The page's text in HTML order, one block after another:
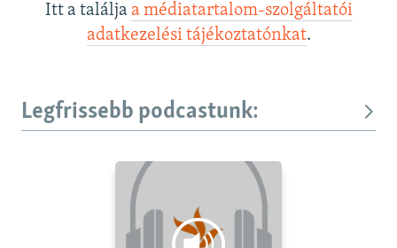
Itt a találja a médiatartalom-szolgáltatói
adatkezelési tájékoztatónkat.
Legfrissebb podcastunk: